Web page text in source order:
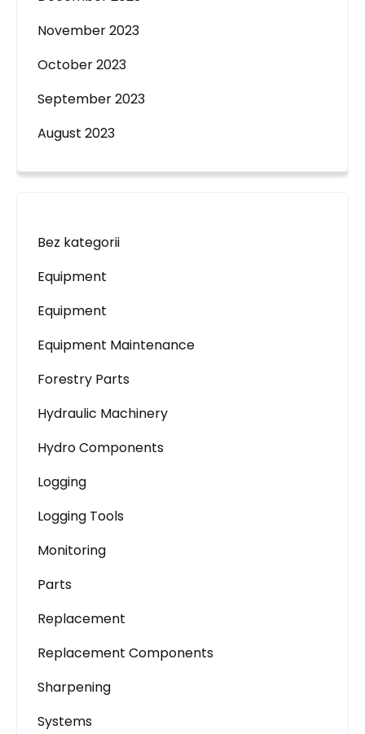
November 2023
October 2023
September 2023
August 2023
Bez kategorii
Equipment
Equipment
Equipment Maintenance
Forestry Parts
Hydraulic Machinery
Hydro Components
Logging
Logging Tools
Monitoring
Parts
Replacement
Replacement Components
Sharpening
Systems